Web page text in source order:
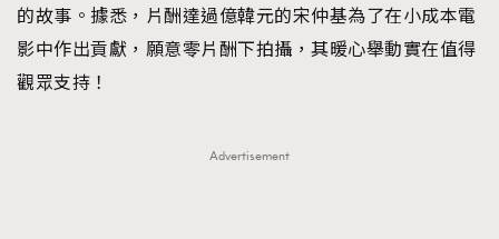
的故事。據悉，片酬達過億韓元的宋仲基為了在小成本電
影中作出貢獻，願意零片酬下拍攝，其暖心舉動實在值得
觀眾支持！
Advertisement